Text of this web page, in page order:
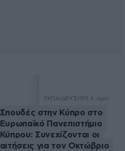
ΕΚΠΑΙΔΕΥΣΗ55 λ. πριν
Σπουδές στην Κύπρο στο
Ευρωπαϊκό Πανεπιστήμιο
Κύπρου: Συνεχίζονται οι
αιτήσεις για τον Οκτώβριο